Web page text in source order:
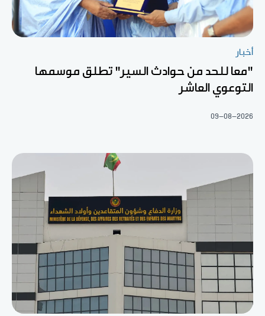
أخبار
"معا للحد من حوادث السير" تطلق موسمها
التوعوي العاشر
09-08-2026